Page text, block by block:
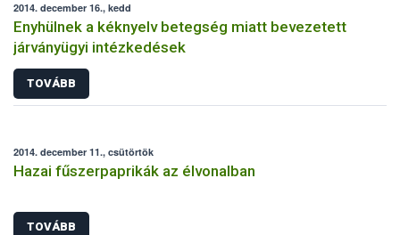
2014. december 16., kedd
Enyhülnek a kéknyelv betegség miatt bevezetett
járványügyi intézkedések
TOVÁBB
2014. december 11., csütörtök
Hazai fűszerpaprikák az élvonalban
TOVÁBB